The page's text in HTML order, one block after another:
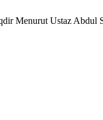
Menurut Ustaz Abdul